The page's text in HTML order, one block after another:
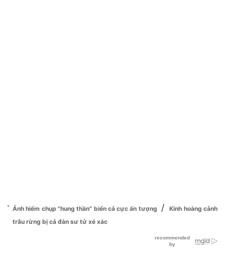
Ảnh hiếm chụp "hung thần" biển cả cực ấn tượng /
Kinh hoàng cảnh
trâu rừng bị cả đàn sư tử xé xác